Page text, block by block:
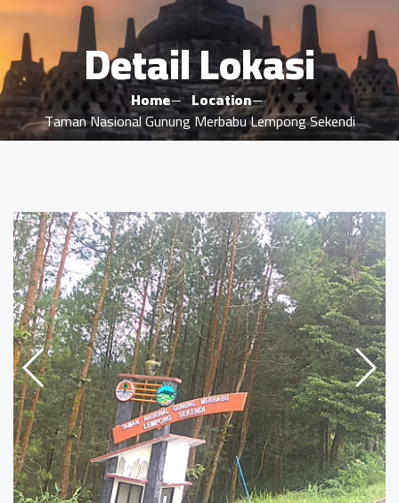
Detail Lokasi
Home
Location
Taman Nasional Gunung Merbabu Lempong Sekendi